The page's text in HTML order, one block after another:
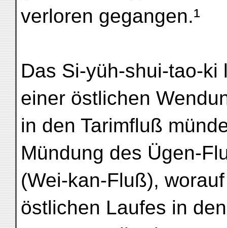
verloren gegangen.¹
Das Si-yüh-shui-tao-
einer östlichen
in den Tarimfluß
Mündung des Ügen-
(Wei-kan-Fluß),
östlichen Laufes in